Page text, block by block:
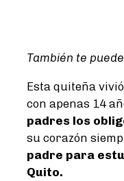
También te
Esta quiteña
con apenas 14
padres los
su corazón
padre para
Quito.